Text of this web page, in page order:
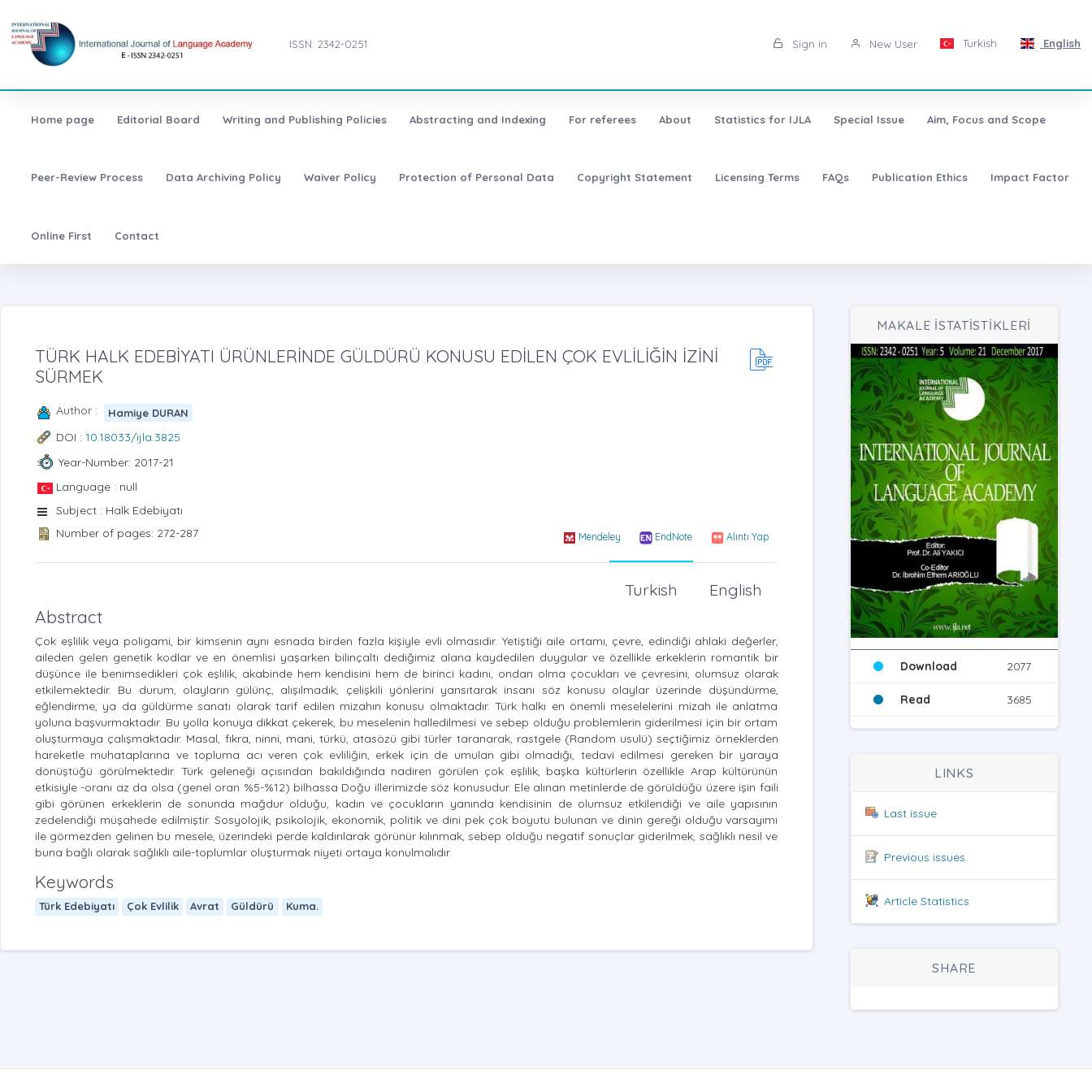
ISSN: 2342-0251 Sign in New User Turkish English
Home page Editorial Board Writing and Publishing Policies Abstracting and Indexing For referees About Statistics for IJLA Special Issue Aim, Focus and Scope
Peer-Review Process Data Archiving Policy Waiver Policy Protection of Personal Data Copyright Statement Licensing Terms FAQs Publication Ethics Impact Factor
Online First Contact
TÜRK HALK EDEBİYATI ÜRÜNLERİNDE GÜLDÜRÜ KONUSU EDİLEN ÇOK EVLİLİĞİN İZİNİ
SÜRMEK
Author : Hamiye DURAN
DOI : 10.18033/ijla.3825
Year-Number: 2017-21
Language : null
Subject : Halk Edebiyatı
Number of pages: 272-287
Mendeley EndNote Alıntı Yap
English
Turkish
Abstract
Çok eşlilik veya poligami, bir kimsenin aynı esnada birden fazla kişiyle evli olmasıdır. Yetiştiği aile ortamı, çevre, edindiği ahlaki değerler,
aileden gelen genetik kodlar ve en önemlisi yaşarken bilinçaltı dediğimiz alana kaydedilen duygular ve özellikle erkeklerin romantik bir
düşünce ile benimsedikleri çok eşlilik, akabinde hem kendisini hem de birinci kadını, ondan olma çocukları ve çevresini, olumsuz olarak
etkilemektedir. Bu durum, olayların gülünç, alışılmadık, çelişkili yönlerini yansıtarak insanı söz konusu olaylar üzerinde düşündürme,
eğlendirme, ya da güldürme sanatı olarak tarif edilen mizahın konusu olmaktadır. Türk halkı en önemli meselelerini mizah ile anlatma
yoluna başvurmaktadır. Bu yolla konuya dikkat çekerek, bu meselenin halledilmesi ve sebep olduğu problemlerin giderilmesi için bir ortam
oluşturmaya çalışmaktadır. Masal, fıkra, ninni, mani, türkü, atasözü gibi türler taranarak, rastgele (Random usulü) seçtiğimiz örneklerden
hareketle muhataplarına ve topluma acı veren çok evliliğin, erkek için de umulan gibi olmadığı, tedavi edilmesi gereken bir yaraya
dönüştüğü görülmektedir. Türk geleneği açısından bakıldığında nadiren görülen çok eşlilik, başka kültürlerin özellikle Arap kültürünün
etkisiyle -oranı az da olsa (genel oran %5-%12) bilhassa Doğu illerimizde söz konusudur. Ele alınan metinlerde de görüldüğü üzere işin faili
gibi görünen erkeklerin de sonunda mağdur olduğu, kadın ve çocukların yanında kendisinin de olumsuz etkilendiği ve aile yapısının
zedelendiği müşahede edilmiştir. Sosyolojik, psikolojik, ekonomik, politik ve dini pek çok boyutu bulunan ve dinin gereği olduğu varsayımı
ile görmezden gelinen bu mesele, üzerindeki perde kaldırılarak görünür kılınmak, sebep olduğu negatif sonuçlar giderilmek, sağlıklı nesil ve
buna bağlı olarak sağlıklı aile-toplumlar oluşturmak niyeti ortaya konulmalıdır.
Keywords
Türk Edebiyatı Çok Evlilik Avrat Güldürü Kuma.
MAKALE İSTATİSTİKLERİ
Download 2077
Read 3685
LINKS
Last issue
Previous issues
Article Statistics
SHARE